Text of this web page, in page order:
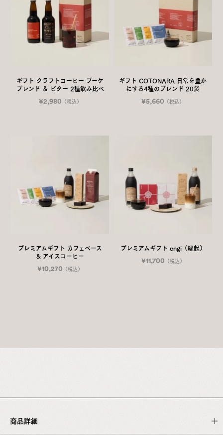
ギフト クラフトコーヒー ブーケ
ブレンド ＆ ビター 2種飲み比べ
¥2,980 （税込）
ギフト COTONARA 日常を豊か
にする4種のブレンド 20袋
¥5,660 （税込）
プレミアムギフト カフェベース
& アイスコーヒー
¥10,270 （税込）
プレミアムギフト engi（縁起）
¥11,700 （税込）
商品詳細